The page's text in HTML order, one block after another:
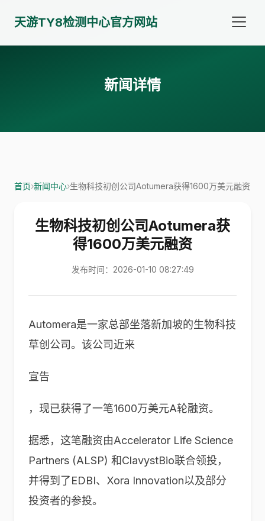
天游TY8检测中心官方网站
新闻详情
首页›新闻中心›生物科技初创公司Aotumera获得1600万美元融资
生物科技初创公司Aotumera获
得1600万美元融资
发布时间：2026-01-10 08:27:49
Automera是一家总部坐落新加坡的生物科技
草创公司。该公司近来
宣告
，现已获得了一笔1600万美元A轮融资。
据悉，这笔融资由Accelerator Life Science
Partners (ALSP) 和ClavystBio联合领投，
并得到了EDBI、Xora Innovation以及部分
投资者的参投。